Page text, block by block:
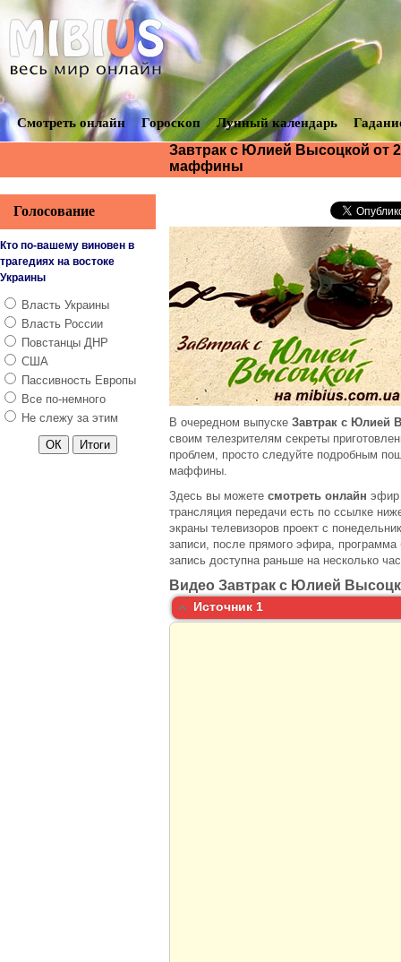
Смотреть онлайн Гороскоп Лунный календарь
Завтрак с Юлией Высоцкой от
маффины
В очередном выпуске Завтрак с Юлией
своим телезрителям секреты
проблем, просто следуйте подробным
маффины.
Здесь вы можете смотреть онлайн эфир
трансляция передачи есть по ссылке
экраны телевизоров проект с
записи, после прямого эфира,
запись доступна раньше на несколько
Видео Завтрак с Юлией
Источник 1
Голосование
Кто по-вашему виновен в
трагедиях на востоке
Украины
Власть Украины
Власть России
Повстанцы ДНР
США
Пассивность Европы
Все по-немного
Не слежу за этим